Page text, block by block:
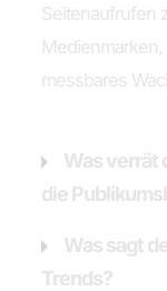
Seitenaufrufen
messbares
Was verrät
die
Was sagt
Trends?